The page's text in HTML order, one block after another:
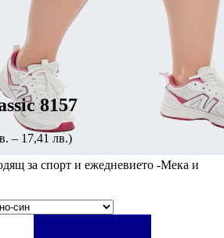
8157
– 17,41 лв.)
за спорт и ежедневието -Мека и